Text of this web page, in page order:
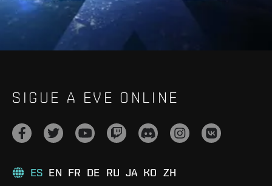
SIGUE A EVE ONLINE
ES EN FR DE RU JA KO ZH